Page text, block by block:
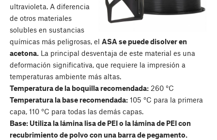
ultravioleta. A diferencia
de otros materiales
solubles en sustancias
químicas más peligrosas, el ASA se puede disolver en
acetona. La principal desventaja de este material es una
deformación significativa, que requiere la impresión a
temperaturas ambiente más altas.
Temperatura de la boquilla recomendada: 260 °C
Temperatura la base recomendada: 105 °C para la primera
capa, 110 °C para todas las demás capas.
Base: Utiliza la lámina lisa de PEI o la lámina de PEI con
recubrimiento de polvo con una barra de pegamento.